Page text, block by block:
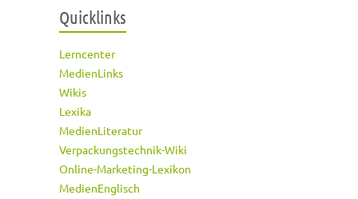
Quicklinks
Lerncenter
MedienLinks
Wikis
Lexika
MedienLiteratur
Verpackungstechnik-Wiki
Online-Marketing-Lexikon
MedienEnglisch